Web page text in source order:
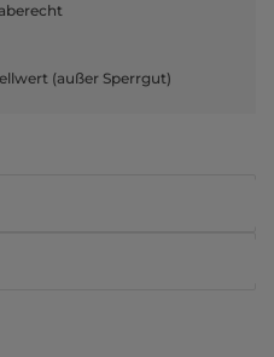
(außer Sperrgut)